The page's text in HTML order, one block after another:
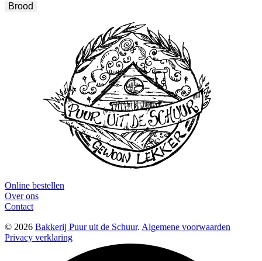
Brood
Online bestellen
Over ons
Contact
© 2026 Bakkerij Puur uit de Schuur. Algemene voorwaarden
Privacy verklaring